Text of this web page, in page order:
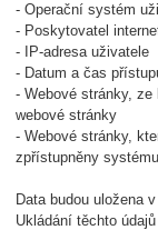
- Operační systém
- Poskytovatel
- IP-adresa uživatele
- Datum a čas
- Webové stránky,
webové stránky
- Webové stránky,
zpřístupněny
Data budou uložena
Ukládání těchto